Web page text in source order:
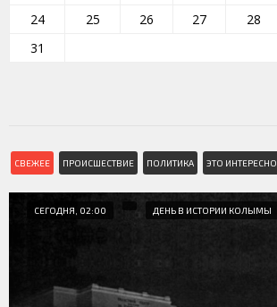
24
25 26 27 28
31
СВЕЖЕЕ ПРОИСШЕСТВИЕ ПОЛИТИКА ЭТО ИНТЕРЕСНО
СЕГОДНЯ, 02:00 ДЕНЬ В ИСТОРИИ КОЛЫМЫ